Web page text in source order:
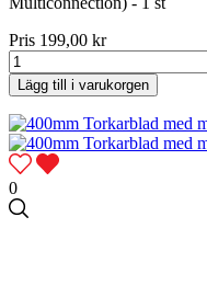
Pris 199,00 kr
Lägg till i varukorgen
0